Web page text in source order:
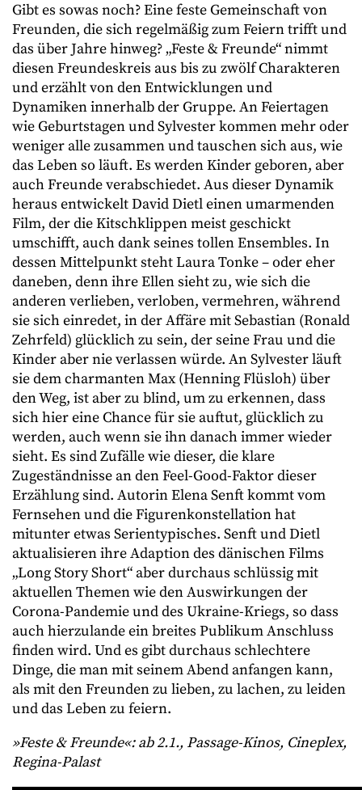
Gibt es sowas noch? Eine feste Gemeinschaft von
Freunden, die sich regelmäßig zum Feiern trifft und
das über Jahre hinweg? „Feste & Freunde“ nimmt
diesen Freundeskreis aus bis zu zwölf Charakteren
und erzählt von den Entwicklungen und
Dynamiken innerhalb der Gruppe. An Feiertagen
wie Geburtstagen und Sylvester kommen mehr oder
weniger alle zusammen und tauschen sich aus, wie
das Leben so läuft. Es werden Kinder geboren, aber
auch Freunde verabschiedet. Aus dieser Dynamik
heraus entwickelt David Dietl einen umarmenden
Film, der die Kitschklippen meist geschickt
umschifft, auch dank seines tollen Ensembles. In
dessen Mittelpunkt steht Laura Tonke – oder eher
daneben, denn ihre Ellen sieht zu, wie sich die
anderen verlieben, verloben, vermehren, während
sie sich einredet, in der Affäre mit Sebastian (Ronald
Zehrfeld) glücklich zu sein, der seine Frau und die
Kinder aber nie verlassen würde. An Sylvester läuft
sie dem charmanten Max (Henning Flüsloh) über
den Weg, ist aber zu blind, um zu erkennen, dass
sich hier eine Chance für sie auftut, glücklich zu
werden, auch wenn sie ihn danach immer wieder
sieht. Es sind Zufälle wie dieser, die klare
Zugeständnisse an den Feel-Good-Faktor dieser
Erzählung sind. Autorin Elena Senft kommt vom
Fernsehen und die Figurenkonstellation hat
mitunter etwas Serientypisches. Senft und Dietl
aktualisieren ihre Adaption des dänischen Films
„Long Story Short“ aber durchaus schlüssig mit
aktuellen Themen wie den Auswirkungen der
Corona-Pandemie und des Ukraine-Kriegs, so dass
auch hierzulande ein breites Publikum Anschluss
finden wird. Und es gibt durchaus schlechtere
Dinge, die man mit seinem Abend anfangen kann,
als mit den Freunden zu lieben, zu lachen, zu leiden
und das Leben zu feiern.
»Feste & Freunde«: ab 2.1., Passage-Kinos, Cineplex,
Regina-Palast